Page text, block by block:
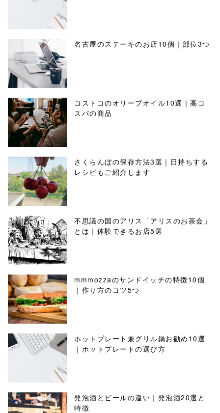
名古屋のステーキのお店10個｜部位3つ
コストコのオリーブオイル10選｜高コ
スパの商品
さくらんぼの保存方法3選｜日持ちする
レシピもご紹介します
不思議の国のアリス「アリスのお茶会」
とは｜体験できるお店5選
mmmozzaのサンドイッチの特徴10個
｜作り方のコツ5つ
ホットプレート兼グリル鍋お勧め10選
｜ホットプレートの選び方
発泡酒とビールの違い｜発泡酒20選と
特徴